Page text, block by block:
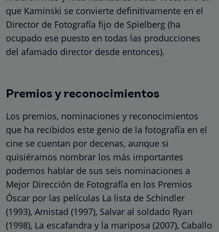
que Kaminski se convierte definitivamente en el
Director de Fotografía fijo de Spielberg (ha
ocupado ese puesto en todas las producciones
del afamado director desde entonces).
Premios y reconocimientos
Los premios, nominaciones y reconocimientos
que ha recibidos este genio de la fotografía en el
cine se cuentan por decenas, aunque si
quisiéramos nombrar los más importantes
podemos hablar de sus seis nominaciones a
Mejor Dirección de Fotografía en los Premios
Óscar por las películas La lista de Schindler
(1993), Amistad (1997), Salvar al soldado Ryan
(1998), La escafandra y la mariposa (2007), Caballo